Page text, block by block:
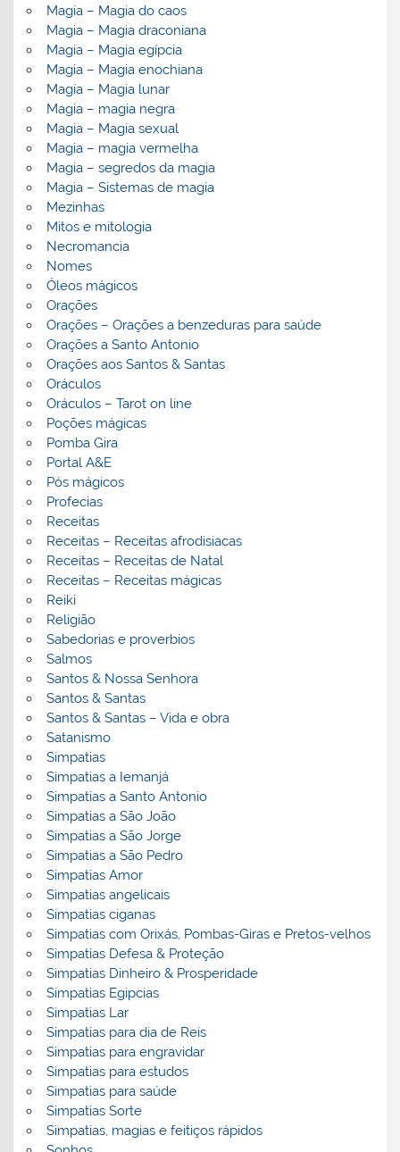
Magia – Magia do caos
Magia – Magia draconiana
Magia – Magia egípcia
Magia – Magia enochiana
Magia – Magia lunar
Magia – magia negra
Magia – Magia sexual
Magia – magia vermelha
Magia – segredos da magia
Magia – Sistemas de magia
Mezinhas
Mitos e mitologia
Necromancia
Nomes
Óleos mágicos
Orações
Orações – Orações a benzeduras para saúde
Orações a Santo Antonio
Orações aos Santos & Santas
Oráculos
Oráculos – Tarot on line
Poções mágicas
Pomba Gira
Portal A&E
Pós mágicos
Profecias
Receitas
Receitas – Receitas afrodisiacas
Receitas – Receitas de Natal
Receitas – Receitas mágicas
Reiki
Religião
Sabedorias e proverbios
Salmos
Santos & Nossa Senhora
Santos & Santas
Santos & Santas – Vida e obra
Satanismo
Simpatias
Simpatias a Iemanjá
Simpatias a Santo Antonio
Simpatias a São João
Simpatias a São Jorge
Simpatias a São Pedro
Simpatias Amor
Simpatias angelicais
Simpatias ciganas
Simpatias com Orixás, Pombas-Giras e Pretos-velhos
Simpatias Defesa & Proteção
Simpatias Dinheiro & Prosperidade
Simpatias Egipcias
Simpatias Lar
Simpatias para dia de Reis
Simpatias para engravidar
Simpatias para estudos
Simpatias para saúde
Simpatias Sorte
Simpatias, magias e feitiços rápidos